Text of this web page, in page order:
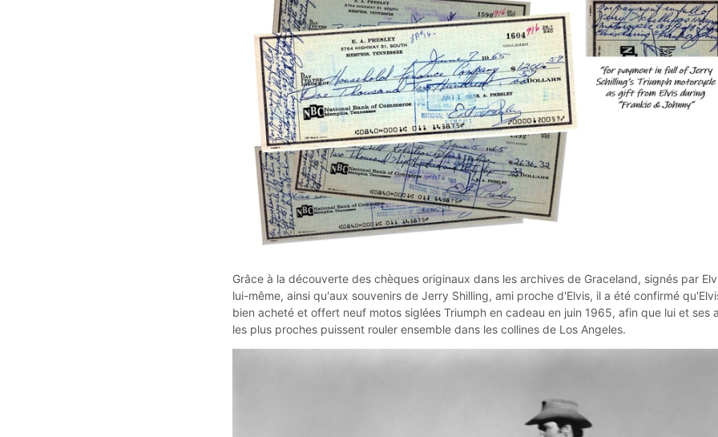
Grâce à la découverte des chèques originaux dans les archives de Graceland, signés par
lui-même, ainsi qu'aux souvenirs de Jerry Shilling, ami proche d'Elvis, il a été confirmé
bien acheté et offert neuf motos siglées Triumph en cadeau en juin 1965, afin que lui et ses
les plus proches puissent rouler ensemble dans les collines de Los Angeles.